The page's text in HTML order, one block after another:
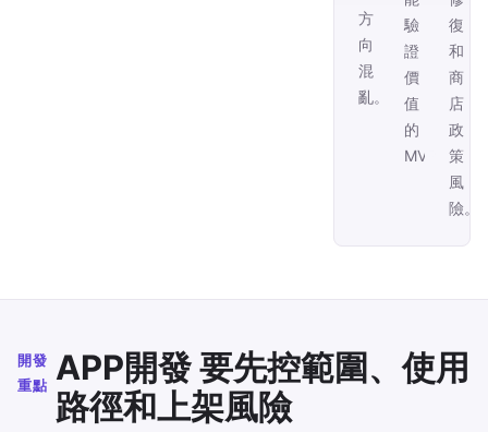
方
向
混
亂。
驗
證
價
值
的
MVP。
復
和
商
店
政
策
風
險。
開發
重點 APP開發 要先控範圍、使用
路徑和上架風險